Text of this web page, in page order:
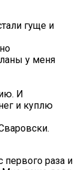
гуще и
у меня
И
и куплю
первого раза и